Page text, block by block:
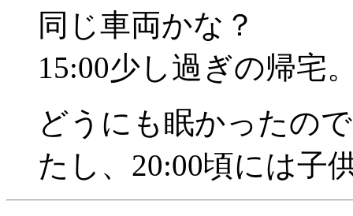
同じ車両かな？
15:00少し過ぎの帰宅
どうにも眠かったの
たし、20:00頃には子